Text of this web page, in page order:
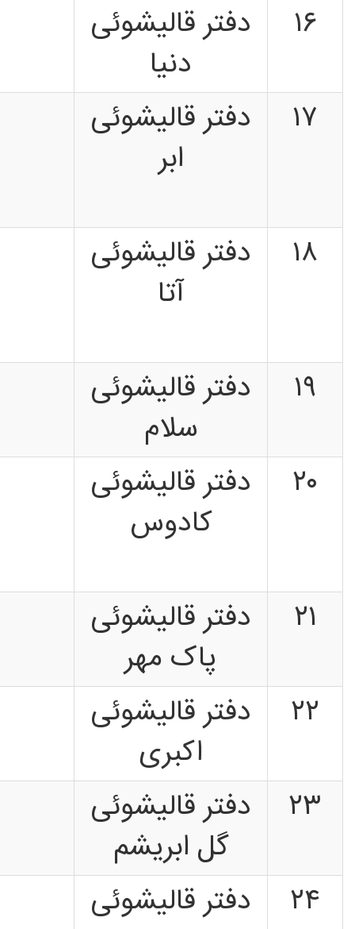
۱۶
دفتر قالیشوئی
دنیا
۱۷
دفتر قالیشوئی
ابر
۱۸
دفتر قالیشوئی
آتا
۱۹
دفتر قالیشوئی
سلام
۲۰
دفتر قالیشوئی
کادوس
۲۱
دفتر قالیشوئی
پاک مهر
۲۲
دفتر قالیشوئی
اکبری
۲۳
دفتر قالیشوئی
گل ابریشم
۲۴
دفتر قالیشوئی